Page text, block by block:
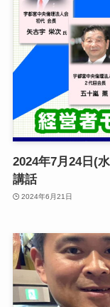
2024年7月24日(
講話
2024年6月21日